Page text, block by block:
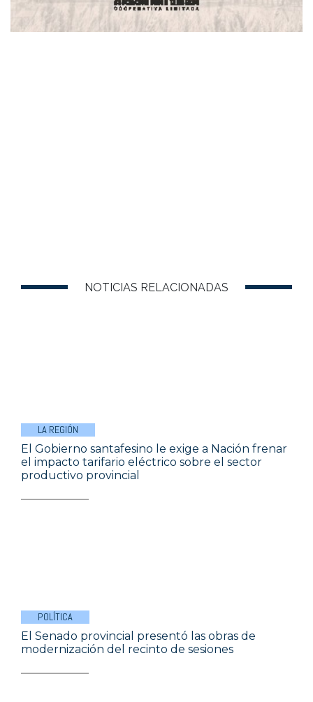
NOTICIAS RELACIONADAS
LA REGIÓN
El Gobierno santafesino le exige a Nación frenar
el impacto tarifario eléctrico sobre el sector
productivo provincial
POLÍTICA
El Senado provincial presentó las obras de
modernización del recinto de sesiones